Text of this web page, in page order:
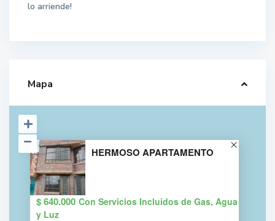
lo arriende!
Mapa
HERMOSO APARTAMENTO
$ 640.000 Con Servicios Incluidos de Gas, Agua
y Luz